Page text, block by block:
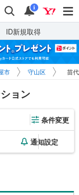
検索 通知
i
ID新規取得
市 守山区 苗
ョン
条件変更
通知設定